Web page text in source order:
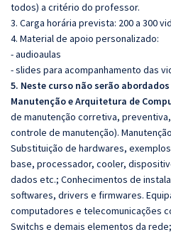
todos) a critério do professor.
3. Carga horária prevista: 200 a 300
4. Material de apoio personalizado:
- audioaulas
- slides para acompanhamento das
5. Neste curso não serão
Manutenção e Arquitetura de
de manutenção corretiva,
controle de manutenção).
Substituição de hardwares,
base, processador, cooler,
dados etc.; Conhecimentos de
softwares, drivers e firmwares.
computadores e telecomunicações
Switchs e demais elementos da